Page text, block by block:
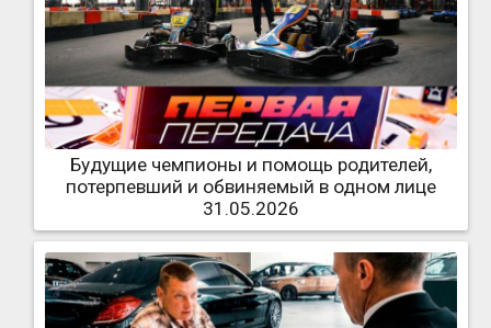
Будущие чемпионы и помощь родителей,
потерпевший и обвиняемый в одном лице
31.05.2026